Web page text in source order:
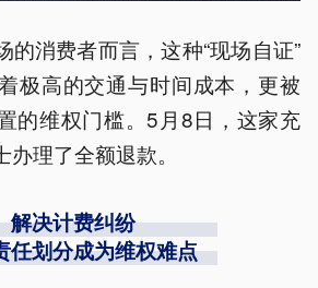
的消费者而言，这种“现场自证”
极高的交通与时间成本，更被
的维权门槛。5月8日，这家充
理了全额退款。
解决计费纠纷
任划分成为维权难点